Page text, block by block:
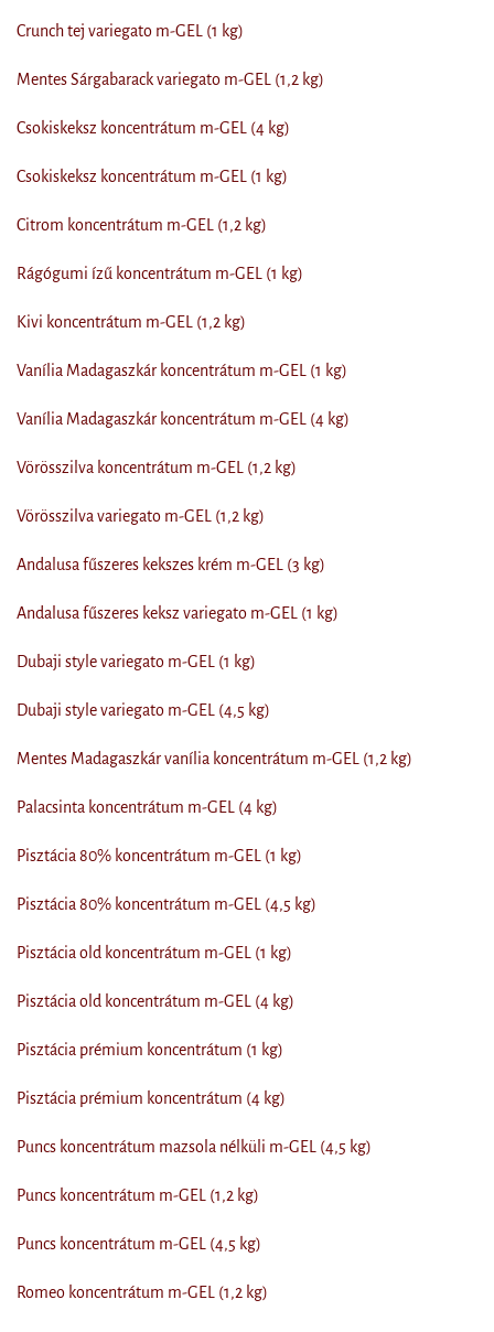
Crunch tej variegato m-GEL (1 kg)
Mentes Sárgabarack variegato m-GEL (1,2 kg)
Csokiskeksz koncentrátum m-GEL (4 kg)
Csokiskeksz koncentrátum m-GEL (1 kg)
Citrom koncentrátum m-GEL (1,2 kg)
Rágógumi ízű koncentrátum m-GEL (1 kg)
Kivi koncentrátum m-GEL (1,2 kg)
Vanília Madagaszkár koncentrátum m-GEL (1 kg)
Vanília Madagaszkár koncentrátum m-GEL (4 kg)
Vörösszilva koncentrátum m-GEL (1,2 kg)
Vörösszilva variegato m-GEL (1,2 kg)
Andalusa fűszeres kekszes krém m-GEL (3 kg)
Andalusa fűszeres keksz variegato m-GEL (1 kg)
Dubaji style variegato m-GEL (1 kg)
Dubaji style variegato m-GEL (4,5 kg)
Mentes Madagaszkár vanília koncentrátum m-GEL (1,2 kg)
Palacsinta koncentrátum m-GEL (4 kg)
Pisztácia 80% koncentrátum m-GEL (1 kg)
Pisztácia 80% koncentrátum m-GEL (4,5 kg)
Pisztácia old koncentrátum m-GEL (1 kg)
Pisztácia old koncentrátum m-GEL (4 kg)
Pisztácia prémium koncentrátum (1 kg)
Pisztácia prémium koncentrátum (4 kg)
Puncs koncentrátum mazsola nélküli m-GEL (4,5 kg)
Puncs koncentrátum m-GEL (1,2 kg)
Puncs koncentrátum m-GEL (4,5 kg)
Romeo koncentrátum m-GEL (1,2 kg)